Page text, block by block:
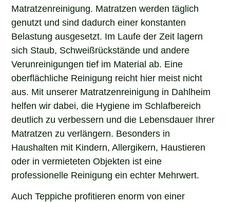
Matratzenreinigung. Matratzen werden täglich
genutzt und sind dadurch einer konstanten
Belastung ausgesetzt. Im Laufe der Zeit lagern
sich Staub, Schweißrückstände und andere
Verunreinigungen tief im Material ab. Eine
oberflächliche Reinigung reicht hier meist nicht
aus. Mit unserer Matratzenreinigung in Dahlheim
helfen wir dabei, die Hygiene im Schlafbereich
deutlich zu verbessern und die Lebensdauer Ihrer
Matratzen zu verlängern. Besonders in
Haushalten mit Kindern, Allergikern, Haustieren
oder in vermieteten Objekten ist eine
professionelle Reinigung ein echter Mehrwert.
Auch Teppiche profitieren enorm von einer